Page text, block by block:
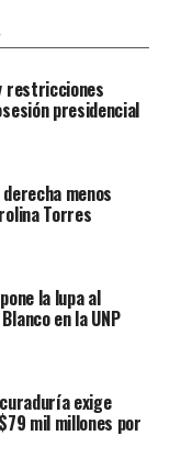
restricciones
presidencial
menos
Torres
la lupa al
en la UNP
exige
mil millones por